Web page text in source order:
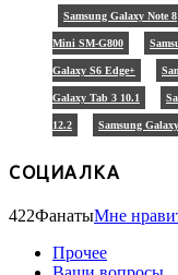
Samsung Galaxy Note 8
Mini SM-G800
Galaxy S6 Edge+
Galaxy Tab 3 10.1
12.2 Samsung
СОЦИАЛКА
422ФанатыМне
Прочее